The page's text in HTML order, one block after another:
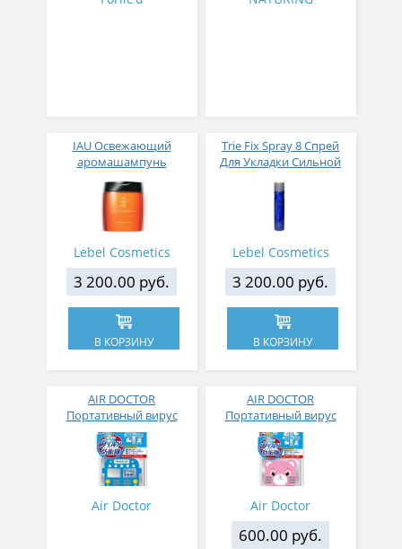
IAU Освежающий
аромашампунь
Clearment для
нормальной кожи
головы 200 мл
Lebel Cosmetics
3 200.00 руб.
В КОРЗИНУ
Trie Fix Spray 8 Спрей
Для Укладки Сильной
Lebel Cosmetics
3 200.00 руб.
В КОРЗИНУ
AIR DOCTOR
Портативный вирус
блокер с рисунком
автобус для детей с
клипсой
Air Doctor
AIR DOCTOR
Портативный вирус
блокер с клипсой
медведь
Air Doctor
600.00 руб.